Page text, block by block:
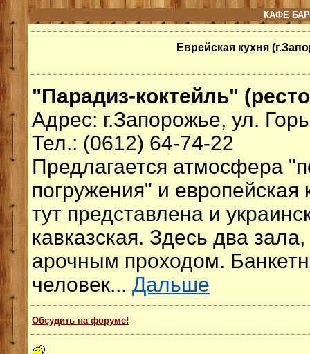
КАФЕ
Еврейская кухня
"Парадиз-коктейль"
Адрес: г.Запорожье, ул.
Тел.: (0612) 64-74-22
Предлагается атмосфера
погружения" и европейская
тут представлена и
кавказская. Здесь два
арочным проходом.
человек... Дальше
Обсудить на форуме!